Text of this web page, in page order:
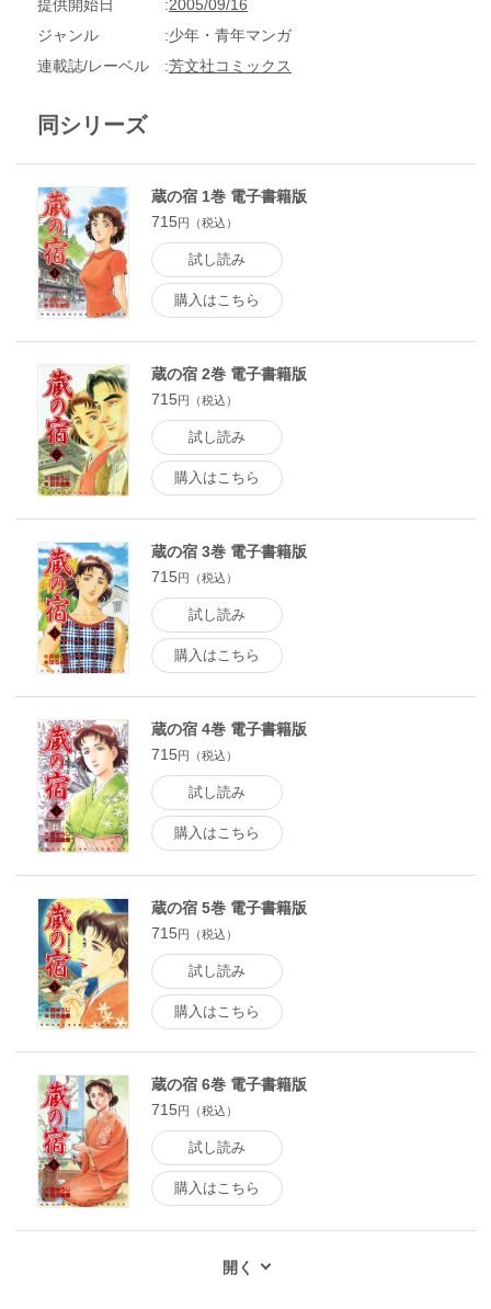
提供開始日
2005/09/16
ジャンル
少年・青年マンガ
連載誌/レーベル
芳文社コミックス
同シリーズ
蔵の宿 1巻 電子書籍版
715円（税込）
試し読み
購入はこちら
蔵の宿 2巻 電子書籍版
715 円（税込）
試し読み
購入はこちら
蔵の宿 3巻 電子書籍版
715円（税込）
試し読み
購入はこちら
蔵の宿 4巻 電子書籍版
715円（税込）
試し読み
購入はこちら
蔵の宿 5巻 電子書籍版
715円（税込）
試し読み
購入はこちら
蔵の宿 6巻 電子書籍版
715 円（税込）
試し読み
購入はこちら